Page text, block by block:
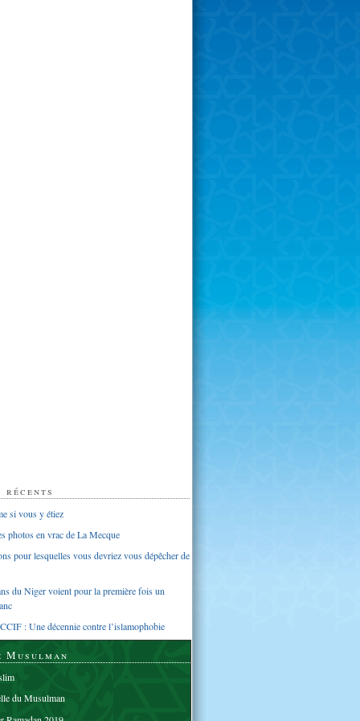
si vous y étiez
photos en vrac de La Mecque
pour lesquelles vous devriez vous dépêcher de
du Niger voient pour la première fois un
: Une décennie contre l’islamophobie
Musulman
du Musulman